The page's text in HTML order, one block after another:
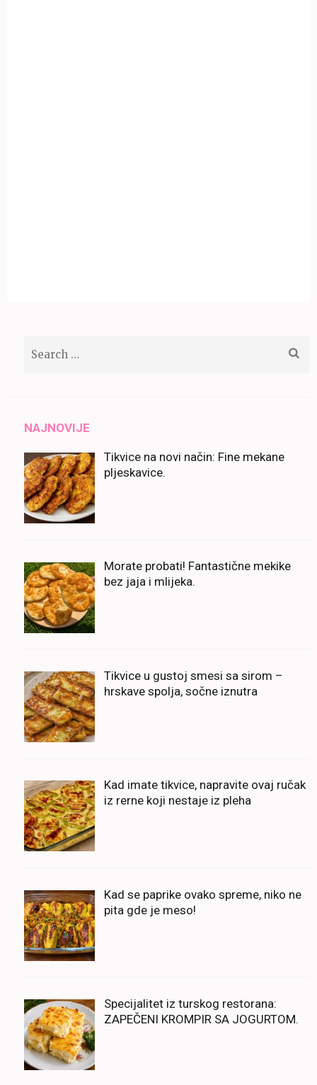
NAJNOVIJE
Tikvice na novi način: Fine mekane
pljeskavice.
Morate probati! Fantastične mekike
bez jaja i mlijeka.
Tikvice u gustoj smesi sa sirom –
hrskave spolja, sočne iznutra
Kad imate tikvice, napravite ovaj ručak
iz rerne koji nestaje iz pleha
Kad se paprike ovako spreme, niko ne
pita gde je meso!
Specijalitet iz turskog restorana:
ZAPEČENI KROMPIR SA JOGURTOM.